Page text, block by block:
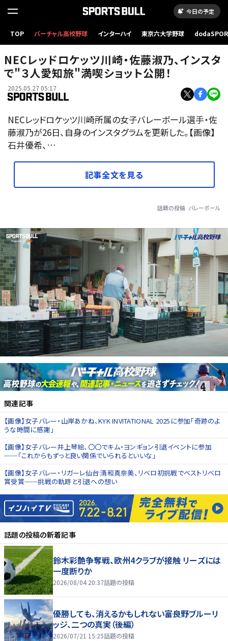
今日の予定
TOP バーチャル高校野球 インターハイ 東京六大学野球
NECレッドロケッツ川崎・佐藤淑乃、インスタ
で"３人愛知旅"満喫ショット公開！
2025.05.27 05:17
NECレッドロケッツ川崎所属の女子バレーボール選手・佐
藤淑乃が26日、自身のインスタグラムを更新した。【画像】
石井優希、…
記事全文を見る
話題の投稿 バレーボール
関連記事
【画像】女子バレー・山岸あかね、KYK INVITATIONAL 2025に参加「奇跡のよ
うな時間に感謝」
【画像】女子バレー井上琴絵、〇〇でキム・ヨンギョン引退イベントに参加
──「これからもずっと良い関係でいられるといいな」
【画像】女子バレー・リガーレ仙台 清和真奈美、リベロ初挑戦でベストリベロ
賞受賞──挑戦の軌跡と引退への想い
話題の投稿の新着記事
鈴木彩艶争奪戦、欧州4クラブが接触 リーズには
一度断りか
2026/08/04 20:37話題の投稿
優勝しても、消えるかもしれない――富良野ブルーリ
ッジ、二つの真実（後編）
2026/07/21 15:25話題の投稿